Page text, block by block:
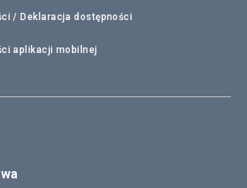
/Deklaracja dostępności
aplikacji mobilnej